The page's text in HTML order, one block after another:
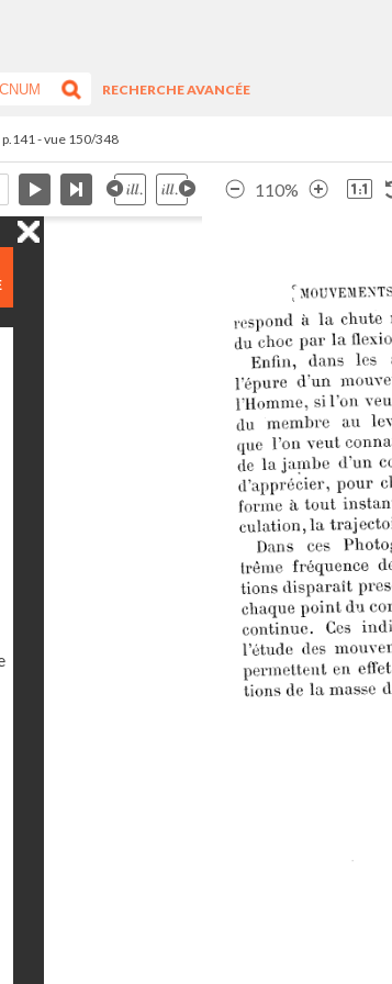
RECHERCHE AVANCÉE
p.141 - vue 150/348
110%